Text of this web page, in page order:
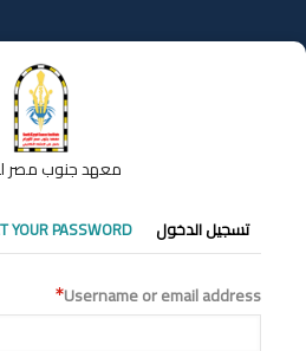
إلى
المحتوى
معهد جنوب مصر
التبويبات
الأساسية
تسجيل الدخول YOUR PASSWORD
Username or email address